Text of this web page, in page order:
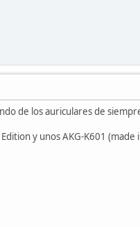
de los auriculares de
y unos AKG-K601 (made